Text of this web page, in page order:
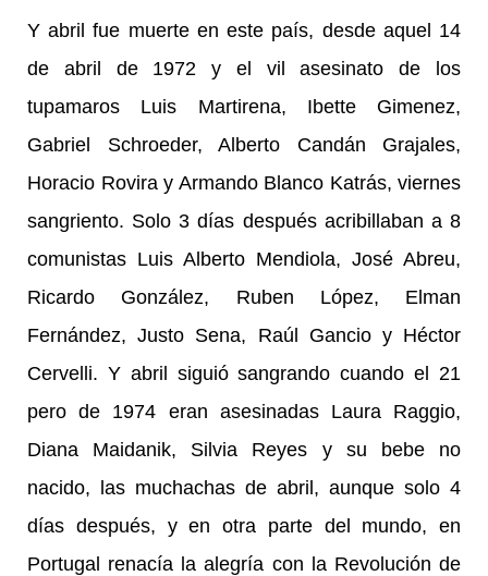
Y abril fue muerte en este país, desde aquel 14
de abril de 1972 y el vil asesinato de los
tupamaros Luis Martirena, Ibette Gimenez,
Gabriel Schroeder, Alberto Candán Grajales,
Horacio Rovira y Armando Blanco Katrás, viernes
sangriento. Solo 3 días después acribillaban a 8
comunistas Luis Alberto Mendiola, José Abreu,
Ricardo González, Ruben López, Elman
Fernández, Justo Sena, Raúl Gancio y Héctor
Cervelli. Y abril siguió sangrando cuando el 21
pero de 1974 eran asesinadas Laura Raggio,
Diana Maidanik, Silvia Reyes y su bebe no
nacido, las muchachas de abril, aunque solo 4
días después, y en otra parte del mundo, en
Portugal renacía la alegría con la Revolución de